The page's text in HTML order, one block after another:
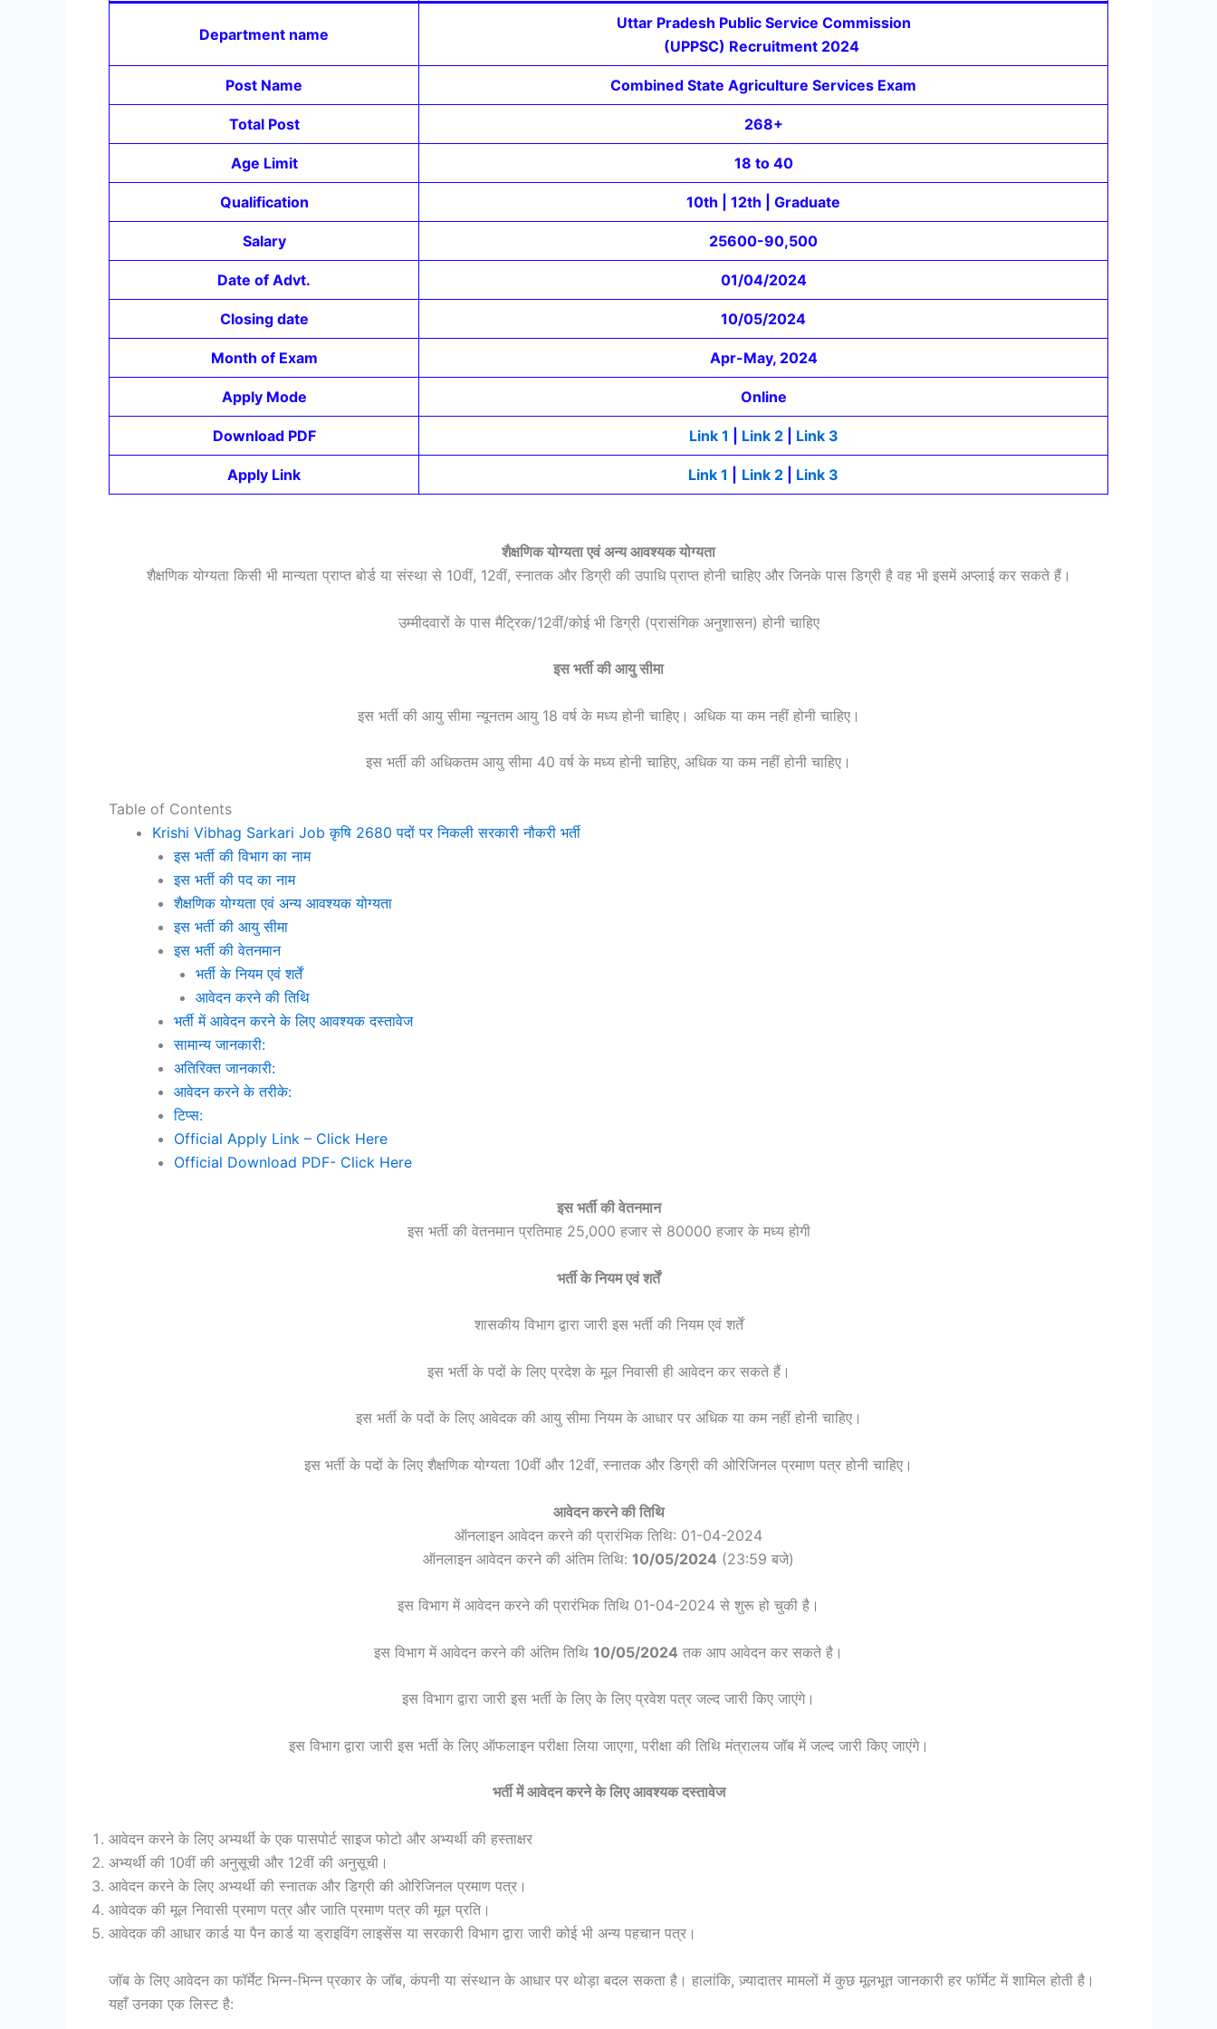
Department name
Uttar Pradesh Public Service Commission
(UPPSC) Recruitment 2024
Post Name Combined State Agriculture Services Exam
Total Post 268+
Age Limit 18 to 40
Qualification 10th | 12th | Graduate
Salary 25600-90,500
Date of Advt. 01/04/2024
Closing date 10/05/2024
Month of Exam Apr-May, 2024
Apply Mode Online
Download PDF Link 1 Link 2| Link 3
Apply Link Link 1 Link 2 Link 3
शैक्षणिक योग्यता एवं अन्य आवश्यक योग्यता
शैक्षणिक योग्यता किसी भी मान्यता प्राप्त बोर्ड या संस्था से 10वीं, 12वीं, स्नातक और डिग्री की उपाधि प्राप्त होनी चाहिए और जिनके पास डिग्री है वह भी इसमें अप्लाई कर सकते हैं।
उम्मीदवारों के पास मैट्रिक/12वीं/कोई भी डिग्री (प्रासंगिक अनुशासन) होनी चाहिए
इस भर्ती की आयु सीमा
इस भर्ती की आयु सीमा न्यूनतम आयु 18 वर्ष के मध्य होनी चाहिए। अधिक या कम नहीं होनी चाहिए।
इस भर्ती की अधिकतम आयु सीमा 40 वर्ष के मध्य होनी चाहिए, अधिक या कम नहीं होनी चाहिए।
Table of Contents
Krishi Vibhag Sarkari Job कृषि 2680 पदों पर निकली सरकारी नौकरी भर्ती
इस भर्ती की विभाग का नाम
इस भर्ती की पद का नाम
शैक्षणिक योग्यता एवं अन्य आवश्यक योग्यता
इस भर्ती की आयु सीमा
इस भर्ती की वेतनमान
भर्ती के नियम एवं शर्तें
आवेदन करने की तिथि
भर्ती में आवेदन करने के लिए आवश्यक दस्तावेज
सामान्य जानकारी:
अतिरिक्त जानकारी:
आवेदन करने के तरीके:
टिप्स:
Official Apply Link – Click Here
Official Download PDF- Click Here
इस भर्ती की वेतनमान
इस भर्ती की वेतनमान प्रतिमाह 25,000 हजार से 80000 हजार के मध्य होगी
भर्ती के नियम एवं शर्तें
शासकीय विभाग द्वारा जारी इस भर्ती की नियम एवं शर्तें
इस भर्ती के पदों के लिए प्रदेश के मूल निवासी ही आवेदन कर सकते हैं।
इस भर्ती के पदों के लिए आवेदक की आयु सीमा नियम के आधार पर अधिक या कम नहीं होनी चाहिए।
इस भर्ती के पदों के लिए शैक्षणिक योग्यता 10वीं और 12वीं, स्नातक और डिग्री की ओरिजिनल प्रमाण पत्र होनी चाहिए।
आवेदन करने की तिथि
ऑनलाइन आवेदन करने की प्रारंभिक तिथि: 01-04-2024
ऑनलाइन आवेदन करने की अंतिम तिथि: 10/05/2024 (23:59 बजे)
इस विभाग में आवेदन करने की प्रारंभिक तिथि 01-04-2024 से शुरू हो चुकी है।
इस विभाग में आवेदन करने की अंतिम तिथि 10/05/2024 तक आप आवेदन कर सकते है।
इस विभाग द्वारा जारी इस भर्ती के लिए के लिए प्रवेश पत्र जल्द जारी किए जाएंगे।
इस विभाग द्वारा जारी इस भर्ती के लिए ऑफलाइन परीक्षा लिया जाएगा, परीक्षा की तिथि मंत्रालय जॉब में जल्द जारी किए जाएंगे।
भर्ती में आवेदन करने के लिए आवश्यक दस्तावेज
आवेदन करने के लिए अभ्यर्थी के एक पासपोर्ट साइज फोटो और अभ्यर्थी की हस्ताक्षर
अभ्यर्थी की 10वीं की अनुसूची और 12वीं की अनुसूची।
आवेदन करने के लिए अभ्यर्थी की स्नातक और डिग्री की ओरिजिनल प्रमाण पत्र।
आवेदक की मूल निवासी प्रमाण पत्र और जाति प्रमाण पत्र की मूल प्रति।
आवेदक की आधार कार्ड या पैन कार्ड या ड्राइविंग लाइसेंस या सरकारी विभाग द्वारा जारी कोई भी अन्य पहचान पत्र।
जॉब के लिए आवेदन का फॉर्मेट भिन्न-भिन्न प्रकार के जॉब, कंपनी या संस्थान के आधार पर थोड़ा बदल सकता है। हालांकि, ज़्यादातर मामलों में कुछ मूलभूत जानकारी हर फॉर्मेट में शामिल होती है।
यहाँ उनका एक लिस्ट है: